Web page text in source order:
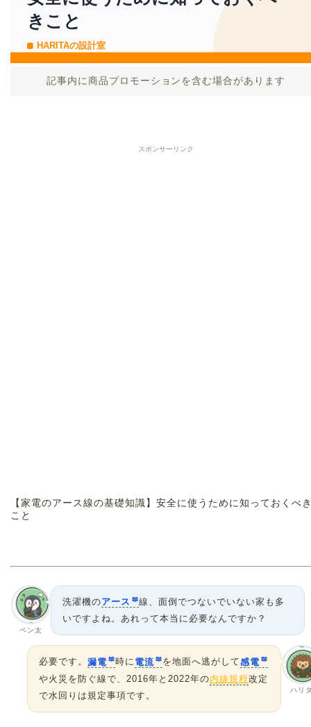
記事内に商品プロモーションを含む場合があります
スポンサーリンク
【家電のアース線の基礎知識】安全に使うために知っておくべ
こと
ペン太
洗濯機のアース
線、面倒でつないでいない家も多
いですよね。あれって本当に必要なんですか？
ハリ
必要です。 漏電 時に 電流 を地面へ逃がして感電
や火災を防ぐ線で、2016年と2022年の内線規程改定
で水回りは規定事項です。